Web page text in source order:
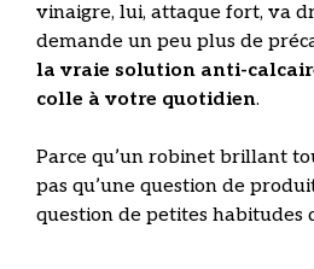
vinaigre, lui, attaque fort, va
demande un peu plus de
la vraie solution anti-
colle à votre quotidien.
Parce qu’un robinet brillant
pas qu’une question de
question de petites habitudes